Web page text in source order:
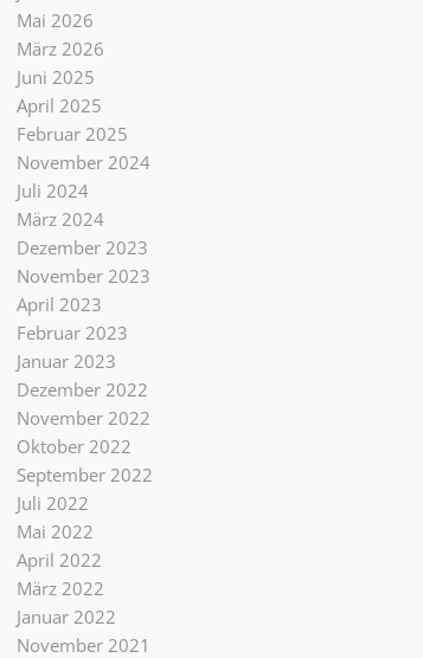
Mai 2026
März 2026
Juni 2025
April 2025
Februar 2025
November 2024
Juli 2024
März 2024
Dezember 2023
November 2023
April 2023
Februar 2023
Januar 2023
Dezember 2022
November 2022
Oktober 2022
September 2022
Juli 2022
Mai 2022
April 2022
März 2022
Januar 2022
November 2021